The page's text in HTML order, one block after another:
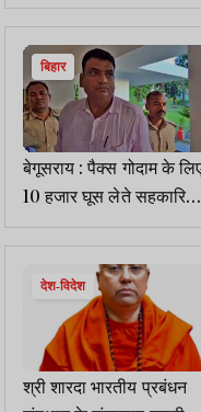
बिहार
बेगूसराय : पैक्स गोदाम के लिए
10 हजार घूस लेते सहकारिता
पदाधिकारी गिरफ्तार
देश-विदेश
श्री शारदा भारतीय प्रबंधन